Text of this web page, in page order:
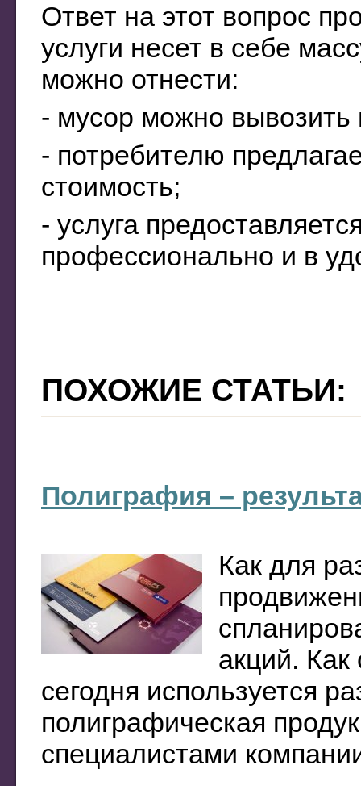
Ответ на этот вопрос
услуги несет в себе
можно отнести:
- мусор можно
- потребителю
стоимость;
- услуга
профессионально и в
ПОХОЖИЕ СТАТЬИ:
Полиграфия –
Как для
акций.
сегодня используется
полиграфическая
специалистами